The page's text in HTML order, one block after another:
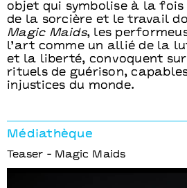
objet qui symbolise à la fois
de la sorcière et le travail
Magic Maids, les
l’art comme un allié de la
et la liberté, convoquent
rituels de guérison,
injustices du monde.
Médiathèque
Teaser - Magic Maids